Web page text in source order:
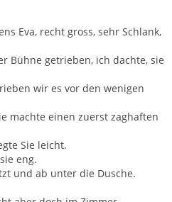
Eva, recht gross, sehr Schlank,
Bühne getrieben, ich dachte, sie
wir es vor den wenigen
machte einen zuerst zaghaften
Sie leicht.
eng.
und ab unter die Dusche.